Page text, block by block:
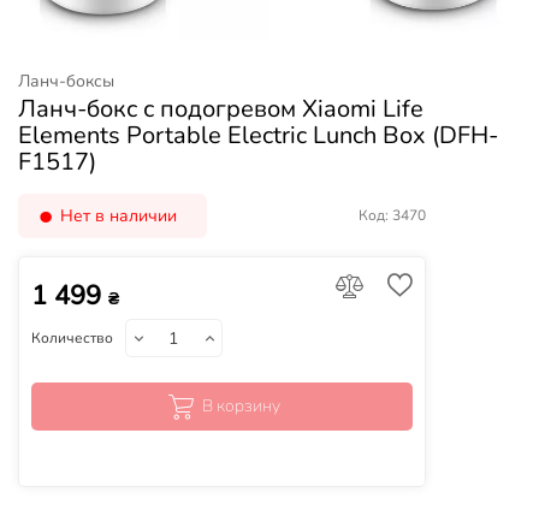
Ланч-боксы
Ланч-бокс с подогревом Xiaomi Life
Elements Portable Electric Lunch Box (DFH-
F1517)
Нет в наличии Код: 3470
1 499 ₴
Количество
В корзину